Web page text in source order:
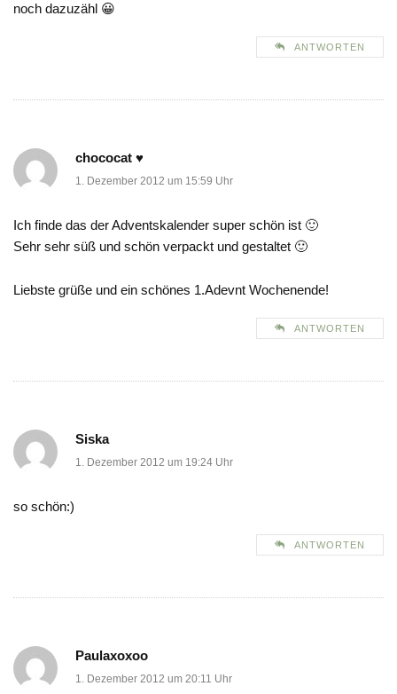
noch dazuzähl 😀
ANTWORTEN
chococat ♥
1. Dezember 2012 um 15:59 Uhr
Ich finde das der Adventskalender super schön ist 🙂
Sehr sehr süß und schön verpackt und gestaltet 🙂
Liebste grüße und ein schönes 1.Adevnt Wochenende!
ANTWORTEN
Siska
1. Dezember 2012 um 19:24 Uhr
so schön:)
ANTWORTEN
Paulaxoxoo
1. Dezember 2012 um 20:11 Uhr